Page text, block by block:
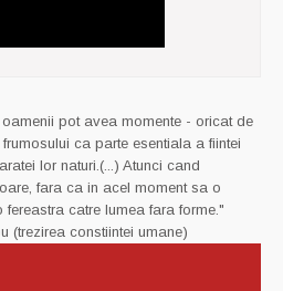
pot avea momente - oricat de
ca parte esentiala a fiintei
lor naturi.(...) Atunci cand
fara ca in acel moment sa o
catre lumea fara forme."
(trezirea constiintei umane)